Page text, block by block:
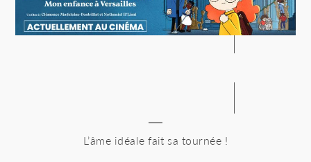
L’âme idéale fait sa tournée !